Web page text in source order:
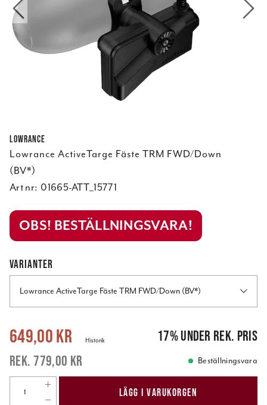
Lowrance
Lowrance ActiveTarge Fäste TRM FWD/Down
(BV*)
Art nr: 01665-ATT_15771
OBS! BESTÄLLNINGSVARA!
VARIANTER
Lowrance ActiveTarge Fäste TRM FWD/Down (BV*)
Nuvarande pris:649,00 kr 779,00 kr
649,00 kr
779,00 kr
Historik 17%under rek. pris
Beställningsvara
LÄGG I VARUKORGEN